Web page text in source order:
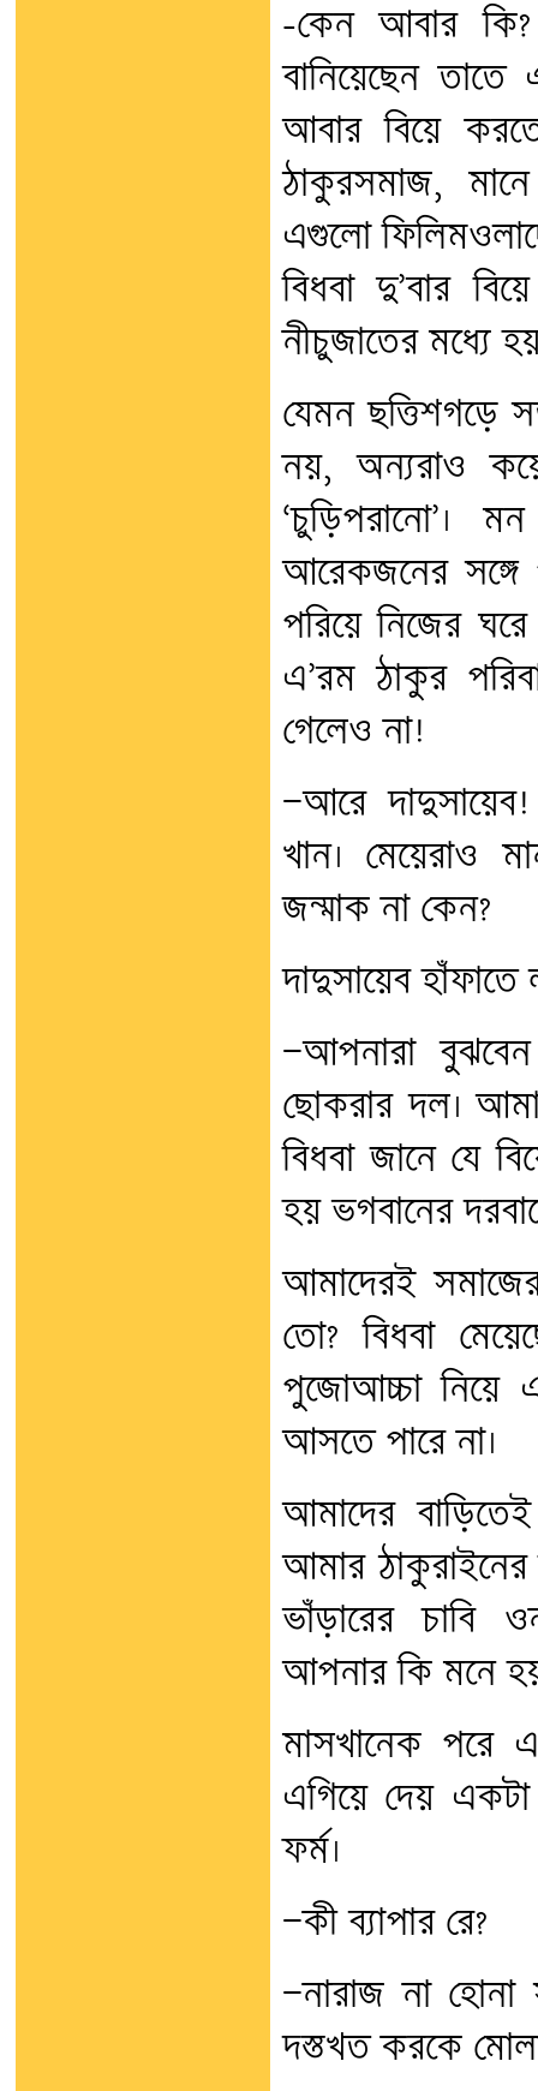
–কেন আবার কি?
বানিয়েছেন
আবার বিয়ে
ঠাকুরসমাজ,
এগুলো
বিধবা দু’বার
নীচুজাতের মধ্যে
যেমন ছত্তিশগড়ে
নয়, অন্যরাও
‘চুড়িপরানো’।
আরেকজনের সঙ্গে
পরিয়ে নিজের ঘরে
এ’রম ঠাকুর
গেলেও না!
—আরে
খান। মেয়েরাও
জন্মাক না কেন?
দাদুসায়েব হাঁফাতে
—আপনারা
ছোকরার দল।
বিধবা জানে যে
হয় ভগবানের
আমাদেরই
তো? বিধবা
পুজোআচ্চা নিয়ে
আসতে পারে না।
আমাদের
আমার ঠাকুরাইনের
ভাঁড়ারের চাবি
আপনার কি মনে
মাসখানেক পরে
এগিয়ে দেয়
ফর্ম।
—কী ব্যাপার রে?
—নারাজ না
দস্তখত করকে